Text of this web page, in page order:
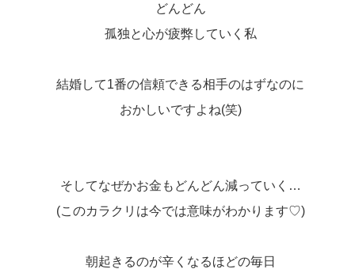
どんどん
孤独と心が疲弊していく私
結婚して1番の信頼できる相手のはずなのに
おかしいですよね(笑)
そしてなぜかお金もどんどん減っていく…
(このカラクリは今では意味がわかります♡)
朝起きるのが辛くなるほどの毎日